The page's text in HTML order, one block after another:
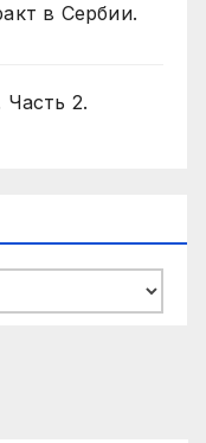
в Сербии.
Часть 2.